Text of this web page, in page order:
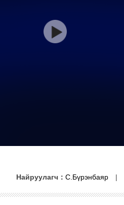
Найруулагч： С.Бүрэнбаяр |